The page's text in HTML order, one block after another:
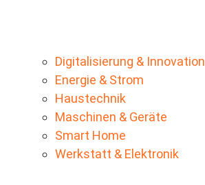
Digitalisierung & Innovation
Energie & Strom
Haustechnik
Maschinen & Geräte
Smart Home
Werkstatt & Elektronik